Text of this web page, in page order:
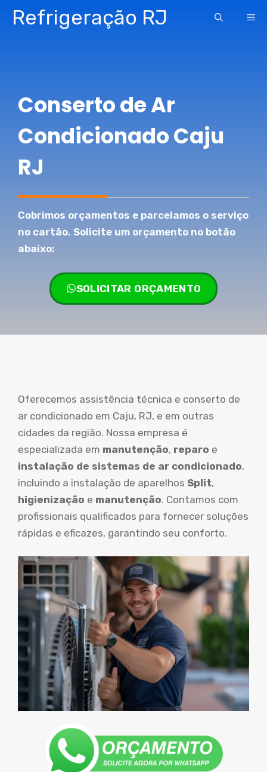
Pular
paraRefrigeração RJ
Conserto de Ar
Condicionado Caju
RJ
Cobrimos orçamentos e parcelamos o serviço
no cartão. Solicite um orçamento no botão
abaixo:
SOLICITAR ORÇAMENTO
Oferecemos assistência técnica e conserto de
ar condicionado em Caju, RJ, e em outras
cidades da região. Nossa empresa é
especializada em manutenção, reparo e
instalação de sistemas de ar condicionado,
incluindo a instalação de aparelhos Split,
higienização e manutenção. Contamos com
profissionais qualificados para fornecer soluções
rápidas e eficazes, garantindo seu conforto.